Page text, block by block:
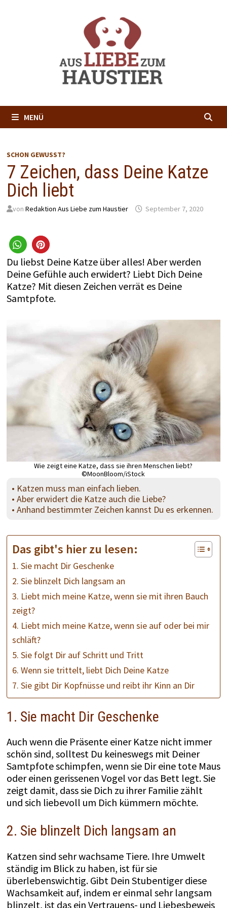
MENÜ
SCHON GEWUSST?
7 Zeichen, dass Deine Katze
Dich liebt
von Redaktion Aus Liebe zum Haustier September 7, 2020
Du liebst Deine Katze über alles! Aber werden
Deine Gefühle auch erwidert? Liebt Dich Deine
Katze? Mit diesen Zeichen verrät es Deine
Samtpfote.
Wie zeigt eine Katze, dass sie ihren Menschen liebt?
©MoonBloom/iStock
• Katzen muss man einfach lieben.
• Aber erwidert die Katze auch die Liebe?
• Anhand bestimmter Zeichen kannst Du es erkennen.
Das gibt's hier zu lesen:
1. Sie macht Dir Geschenke
2. Sie blinzelt Dich langsam an
3. Liebt mich meine Katze, wenn sie mit ihren Bauch
zeigt?
4. Liebt mich meine Katze, wenn sie auf oder bei mir
schläft?
5. Sie folgt Dir auf Schritt und Tritt
6. Wenn sie trittelt, liebt Dich Deine Katze
7. Sie gibt Dir Kopfnüsse und reibt ihr Kinn an Dir
1. Sie macht Dir Geschenke
Auch wenn die Präsente einer Katze nicht immer
schön sind, solltest Du keineswegs mit Deiner
Samtpfote schimpfen, wenn sie Dir eine tote Maus
oder einen gerissenen Vogel vor das Bett legt. Sie
zeigt damit, dass sie Dich zu ihrer Familie zählt
und sich liebevoll um Dich kümmern möchte.
2. Sie blinzelt Dich langsam an
Katzen sind sehr wachsame Tiere. Ihre Umwelt
ständig im Blick zu haben, ist für sie
überlebenswichtig. Gibt Dein Stubentiger diese
Wachsamkeit auf, indem er einmal sehr langsam
blinzelt, ist das ein Vertrauens- und Liebesbeweis